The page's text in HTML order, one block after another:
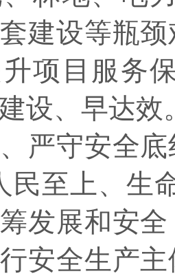
建设等瓶
项目服务
设、早达效
严守安全
民至上、生
发展和安
安全生产